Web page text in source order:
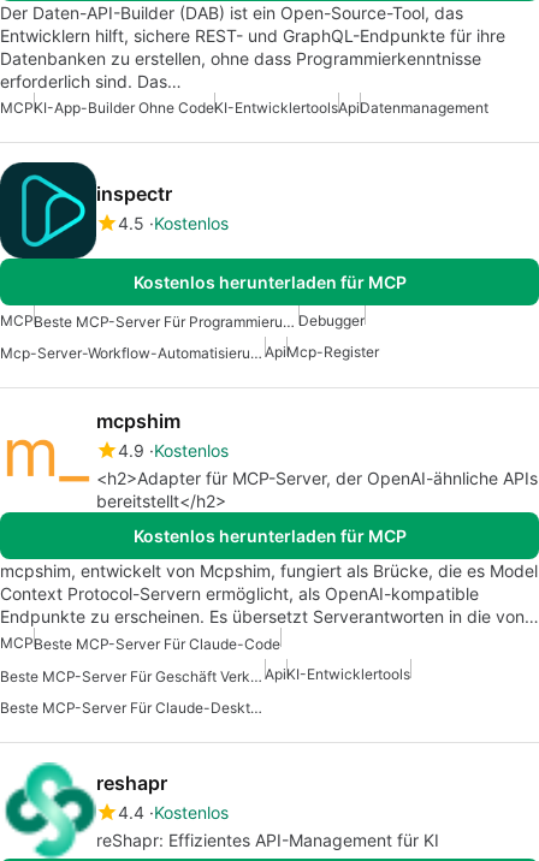
Der Daten-API-Builder (DAB) ist ein Open-Source-Tool, das
Entwicklern hilft, sichere REST- und GraphQL-Endpunkte für ihre
Datenbanken zu erstellen, ohne dass Programmierkenntnisse
erforderlich sind. Das…
MCPKI-App-Builder Ohne CodeKI-EntwicklertoolsApiDatenmanagement
inspectr
4.5 Kostenlos
Kostenlos herunterladen für MCP
MCP Beste MCP-Server Für Programmierung Debugger
Mcp-Server-Workflow-Automatisierung ApiMcp-Register
mcpshim
4.9 Kostenlos
<h2>Adapter für MCP-Server, der OpenAI-ähnliche APIs
bereitstellt</h2>
Kostenlos herunterladen für MCP
mcpshim, entwickelt von Mcpshim, fungiert als Brücke, die es Model
Context Protocol-Servern ermöglicht, als OpenAI-kompatible
Endpunkte zu erscheinen. Es übersetzt Serverantworten in die von…
MCPBeste MCP-Server Für Claude-Code
Beste MCP-Server Für Geschäft Verkaufsmarketing ApiKI-Entwicklertools
Beste MCP-Server Für Claude-Desktop
reshapr
4.4 Kostenlos
reShapr: Effizientes API-Management für KI